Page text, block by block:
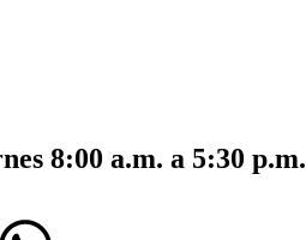
8:00 a.m. a 5:30